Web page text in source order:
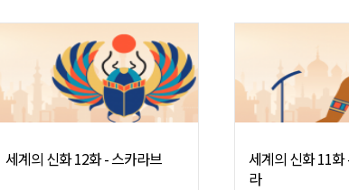
세계의 신화 12화 - 스카라브
세계의 신화 11
라